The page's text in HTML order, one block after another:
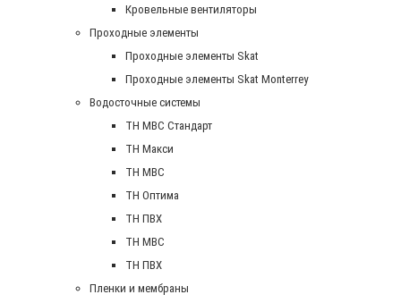
Кровельные вентиляторы
Проходные элементы
Проходные элементы Skat
Проходные элементы Skat Monterrey
Водосточные системы
TH MBC Стандарт
TH Макси
TH МВС
TH Оптима
TH ПВХ
ТН МВС
ТН ПВХ
Пленки и мембраны